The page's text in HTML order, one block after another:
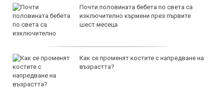
Почти половината бебета по света са
изключително кърмени през първите
шест месеца
Как се променят костите с напредване на
възрастта?